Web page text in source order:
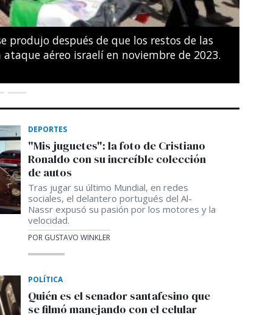
artística por parejas mixtas durante
noreste de París. SÉBASTIEN BOZON / AFP
"Mis juguetes": la foto de Cristiano
Ronaldo con su increíble colección
de autos
Tras jugar su último Mundial, en redes
sociales, el delantero portugués del Al-
Nassr expusó su pasión por los motores y la
velocidad.
POR GUSTAVO WINKLER
Quién es el senador santafesino que
se filmó manejando con el celular
En redes sociales se viralizó el video de un